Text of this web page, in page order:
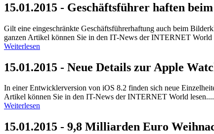
15.01.2015 - Geschäftsführer haften
Gilt eine eingeschränkte Geschäftsführerhaftung auch beim
ganzen Artikel können Sie in den IT-News der INTERNET World
Weiterlesen
15.01.2015 - Neue Details zur Apple
In einer Entwicklerversion von iOS 8.2 finden sich neue
Artikel können Sie in den IT-News der INTERNET World lesen....
Weiterlesen
15.01.2015 - 9,8 Milliarden Euro